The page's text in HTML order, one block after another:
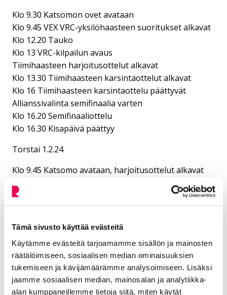
Tämä sivusto käyttää evästeitä
Käytämme evästeitä tarjoamamme sisällön ja mainosten
räätälöimiseen, sosiaalisen median ominaisuuksien
tukemiseen ja kävijämäärämme analysoimiseen. Lisäksi
jaamme sosiaalisen median, mainosalan ja analytiikka-
alan kumppaneillemme tietoja siitä, miten käytät
Klo 9.30 Katsomon ovet avataan
Klo 9.45 VEX VRC-yksilöhaasteen suoritukset alkavat
Klo 12.20 Tauko
Klo 13 VRC-kilpailun avaus
Tiimihaasteen harjoitusottelut alkavat
Klo 13.30 Tiimihaasteen karsintaottelut alkavat
Klo 16 Tiimihaasteen karsintaottelu päättyvät
Allianssivalinta semifinaalia varten
Klo 16.20 Semifinaaliottelu
Klo 16.30 Kisapäivä päättyy
Torstai 1.2.24
Klo 9.45 Katsomo avataan, harjoitusottelut alkavat
Klo 10.45 VEX IQ -karsintaottelut alkavat
Klo 12.15 Tauko
KLO 13 VEX IQ-kilpailun avajaiset, VRC-sarjan finaali
Klo 14.15 IQ-karsintaottelut jatkuvat
Klo 16.30 Kisapäivä päättyy
Perjantai 2.2.24
Klo 8.30 Katsomo avataan, IQ-karsintaottelut